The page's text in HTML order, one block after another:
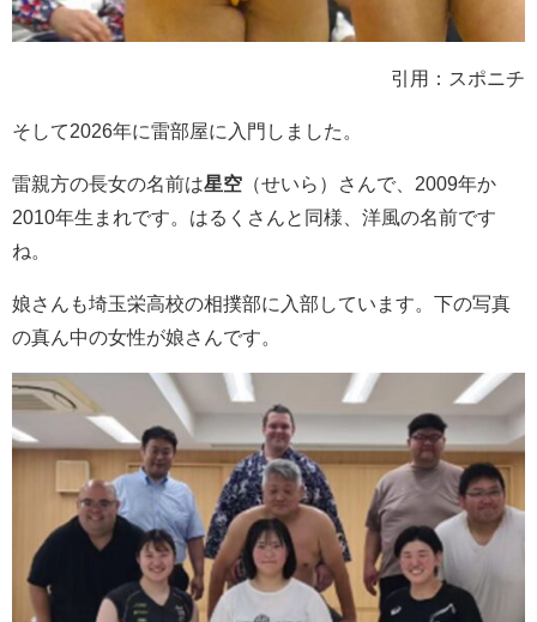
引用：スポニチ
そして2026年に雷部屋に入門しました。
雷親方の長女の名前は星空 （せいら）さんで、2009年か
2010年生まれです。はるくさんと同様、洋風の名前です
ね。
娘さんも埼玉栄高校の相撲部に入部しています。 下の写真
の真ん中の女性が娘さんです。